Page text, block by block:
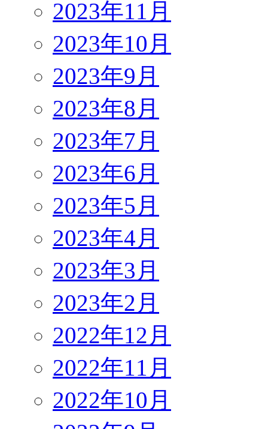
2023年11月
2023年10月
2023年9月
2023年8月
2023年7月
2023年6月
2023年5月
2023年4月
2023年3月
2023年2月
2022年12月
2022年11月
2022年10月